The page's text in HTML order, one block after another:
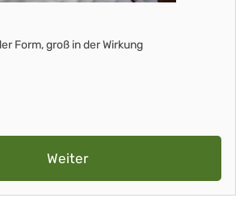
Form, groß in der Wirkung
Weiter